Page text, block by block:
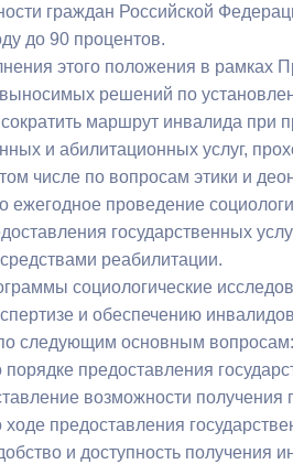
граждан Российской
до 90 процентов.
этого положения в
выносимых решений по
маршрут инвалида при
и абилитационных услуг,
числе по вопросам этики и
ежегодное проведение
государственных
реабилитации.
социологические
и обеспечению
следующим основным вопросам:
предоставления
возможности получения
предоставления
и доступность получения